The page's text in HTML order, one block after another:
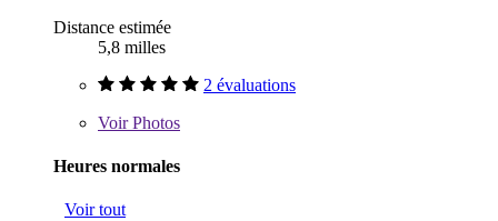
Distance estimée
5,8 milles
2 évaluations
VoirPhotos
Heures normales
Voir tout